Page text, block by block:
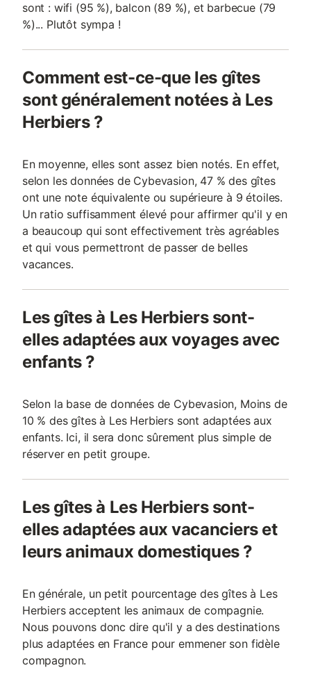
sont : wifi (95 %), balcon (89 %), et barbecue (79
%)... Plutôt sympa !
Comment est-ce-que les gîtes
sont généralement notées à Les
Herbiers ?
En moyenne, elles sont assez bien notés. En effet,
selon les données de Cybevasion, 47 % des gîtes
ont une note équivalente ou supérieure à 9 étoiles.
Un ratio suffisamment élevé pour affirmer qu'il y en
a beaucoup qui sont effectivement très agréables
et qui vous permettront de passer de belles
vacances.
Les gîtes à Les Herbiers sont-
elles adaptées aux voyages avec
enfants ?
Selon la base de données de Cybevasion, Moins de
10 % des gîtes à Les Herbiers sont adaptées aux
enfants. Ici, il sera donc sûrement plus simple de
réserver en petit groupe.
Les gîtes à Les Herbiers sont-
elles adaptées aux vacanciers et
leurs animaux domestiques ?
En générale, un petit pourcentage des gîtes à Les
Herbiers acceptent les animaux de compagnie.
Nous pouvons donc dire qu'il y a des destinations
plus adaptées en France pour emmener son fidèle
compagnon.